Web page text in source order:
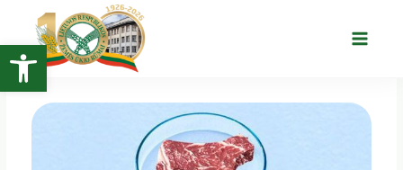
Open toolbar
turinio
Main